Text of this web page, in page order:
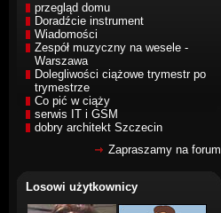
przegląd domu
Doradźcie instrument
Wiadomości
Zespół muzyczny na wesele -
Warszawa
Dolegliwości ciążowe trymestr po
trymestrze
Co pić w ciąży
serwis IT i GSM
dobry architekt Szczecin
Zapraszamy na forum
Losowi użytkownicy